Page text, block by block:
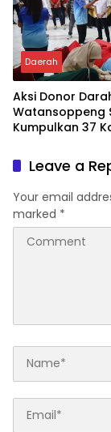
Daerah
Aksi Donor
Watansoppeng
Kumpulkan 37
Leave a
Your email
marked *